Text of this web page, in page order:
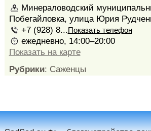
Минераловодский
Побегайловка, улица Юрия
+7 (928) 8...Показать телефон
ежедневно, 14:00–20:00
Показать на карте
Рубрики: Саженцы